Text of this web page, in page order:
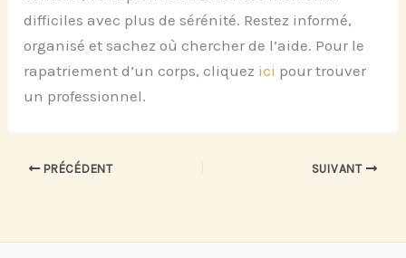
difficiles avec plus de sérénité. Restez informé,
organisé et sachez où chercher de l’aide. Pour le
rapatriement d’un corps, cliquez ici pour trouver
un professionnel.
PRÉCÉDENT SUIVANT